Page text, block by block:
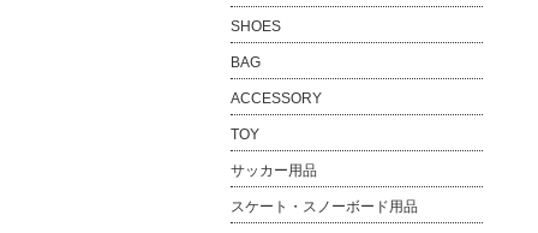
SHOES
BAG
ACCESSORY
TOY
サッカー用品
スケート・スノーボード用品